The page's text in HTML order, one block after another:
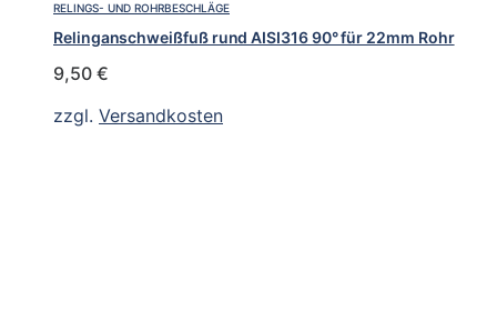
RELINGS- UND ROHRBESCHLÄGE
Relinganschweißfuß rund AISI316 90° für 22mm Rohr
9,50 €
zzgl. Versandkosten